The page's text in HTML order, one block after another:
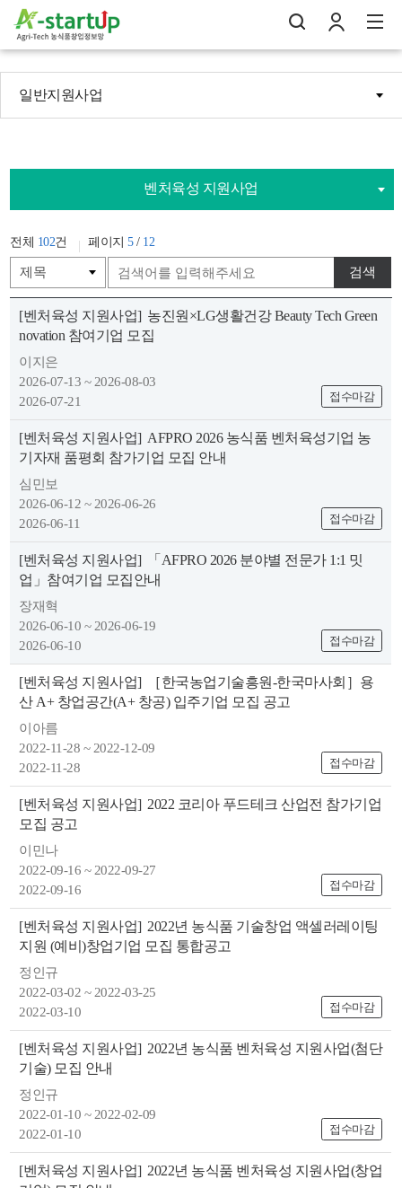
창
그
인
체
일반지원사업
벤처육성 지원사업
전체 102건 페이지5/ 12
검색
[벤처육성 지원사업] 농진원×LG생활건강 Beauty Tech Green
novation 참여기업 모집
이지은
2026-07-13 ~ 2026-08-03
2026-07-21
접수마감
[벤처육성 지원사업] AFPRO 2026 농식품 벤처육성기업 농
기자재 품평회 참가기업 모집 안내
심민보
2026-06-12 ~ 2026-06-26
2026-06-11
접수마감
[벤처육성 지원사업]
「AFPRO 2026 분야별 전문가 1:1 밋
업」참여기업 모집안내
장재혁
2026-06-10 ~ 2026-06-19
2026-06-10
접수마감
[벤처육성 지원사업]
［한국농업기술흥원-한국마사회］용
산 A+ 창업공간(A+ 창공) 입주기업 모집 공고
이아름
2022-11-28 ~ 2022-12-09
2022-11-28
접수마감
[벤처육성 지원사업] 2022 코리아 푸드테크 산업전 참가기업
모집 공고
이민나
2022-09-16 ~ 2022-09-27
2022-09-16
접수마감
[벤처육성 지원사업] 2022년 농식품 기술창업 액셀러레이팅
지원 (예비)창업기업 모집 통합공고
정인규
2022-03-02 ~ 2022-03-25
2022-03-10
접수마감
[벤처육성 지원사업] 2022년 농식품 벤처육성 지원사업(첨단
기술) 모집 안내
정인규
2022-01-10 ~ 2022-02-09
2022-01-10
접수마감
[벤처육성 지원사업] 2022년 농식품 벤처육성 지원사업(창업